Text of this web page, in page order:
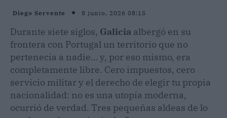
Diego Servente 8 junio, 2026 08:15
Durante siete siglos, Galicia albergó en su
frontera con Portugal un territorio que no
pertenecía a nadie… y, por eso mismo, era
completamente libre. Cero impuestos, cero
servicio militar y el derecho de elegir tu propia
nacionalidad: no es una utopía moderna,
ocurrió de verdad. Tres pequeñas aldeas de lo